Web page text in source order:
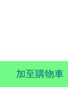
加至購物車